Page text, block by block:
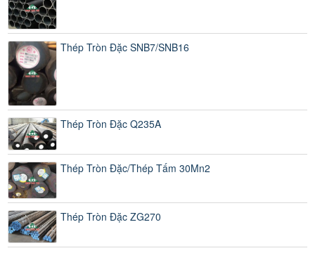
Thép Tròn Đặc SNB7/SNB16
Thép Tròn Đặc Q235A
Thép Tròn Đặc/Thép Tấm 30Mn2
Thép Tròn Đặc ZG270